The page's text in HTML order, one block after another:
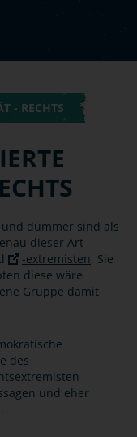
- RECHTS
dümmer sind als
dieser Art
-extremisten. Sie
diese wäre
Gruppe damit
des
und eher